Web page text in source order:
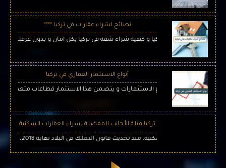
نصائح لشراء عقارات في تركيا ****
عقارات في تركيا و كيفية شراء شقة في تركيا بكل امان و بدون عرقلة و مشاكل
أنواع الاستثمار العقاري في تركيا
من افضل انواع الاستثمارات و يتضمن هذا الاستثمار قطاعات متعددة ويعتبر
تركيا قبلة الأجانب المفضلة لشراء العقارات السكنية
في البلاد نهاية 2018، ليتيح للراغبين بتملك العقار الحصول على الجنسية التركية وفق شروط ميسرة